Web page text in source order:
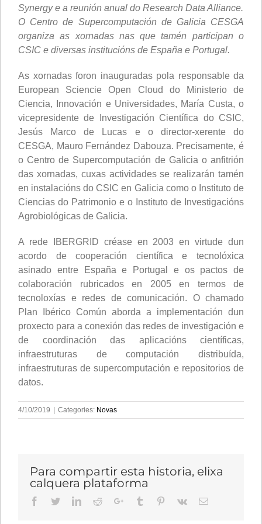
Synergy e a reunión anual do Research Data Alliance.
O Centro de Supercomputación de Galicia CESGA
organiza as xornadas nas que tamén participan o
CSIC e diversas institucións de España e Portugal.
As xornadas foron inauguradas pola responsable da
European Sciencie Open Cloud do Ministerio de
Ciencia, Innovación e Universidades, María Custa, o
vicepresidente de Investigación Científica do CSIC,
Jesús Marco de Lucas e o director-xerente do
CESGA, Mauro Fernández Dabouza. Precisamente, é
o Centro de Supercomputación de Galicia o anfitrión
das xornadas, cuxas actividades se realizarán tamén
en instalacións do CSIC en Galicia como o Instituto de
Ciencias do Patrimonio e o Instituto de Investigacións
Agrobiológicas de Galicia.
A rede IBERGRID créase en 2003 en virtude dun
acordo de cooperación científica e tecnolóxica
asinado entre España e Portugal e os pactos de
colaboración rubricados en 2005 en termos de
tecnoloxías e redes de comunicación. O chamado
Plan Ibérico Común aborda a implementación dun
proxecto para a conexión das redes de investigación e
de coordinación das aplicacións científicas,
infraestruturas de computación distribuída,
infraestruturas de supercomputación e repositorios de
datos.
4/10/2019 | Categories: Novas
Para compartir esta historia, elixa
calquera plataforma
Facebook
TwitterLinkedIn
RedditGoogle+Tumblr Pinterest
Vk Email